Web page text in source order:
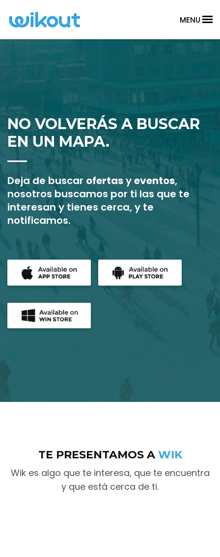
MENU
NO VOLVERÁS A BUSCAR
EN UN MAPA.
Deja de buscar ofertasyeventos,
nosotros buscamos por ti las que te
interesan y tienes cerca, y te
notificamos.
TE PRESENTAMOS A WIK
Wik es algo que te interesa, que te encuentra
y que está cerca de ti.